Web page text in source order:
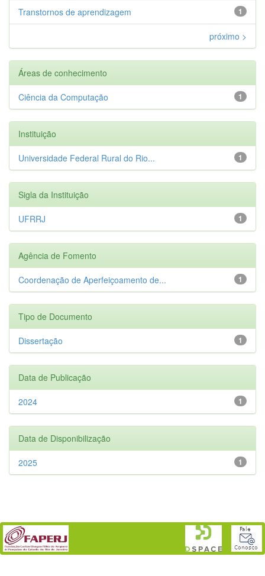
1
Transtornos de aprendizagem
próximo >
Áreas de conhecimento
1
Ciência da Computação
Instituição
1
Universidade Federal Rural do Rio...
Sigla da Instituição
1
UFRRJ
Agência de Fomento
1
Coordenação de Aperfeiçoamento de...
Tipo de Documento
1
Dissertação
Data de Publicação
1
2024
Data de Disponibilização
1
2025